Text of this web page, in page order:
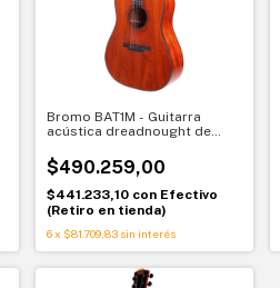
Bromo BAT1M - Guitarra
acústica dreadnought de
BAT1M
$490.259,00
$441.233,10 con Efectivo
(Retiro en tienda)
6 x $81.709,83 sin interés